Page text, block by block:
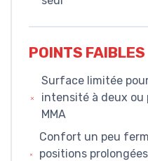
POINTS FAIBLES
Surface limitée
intensité à deux
MMA
Confort un peu
positions